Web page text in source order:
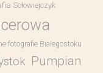
Sołowiejczyk
fotografie Białegostoku
Pumpian